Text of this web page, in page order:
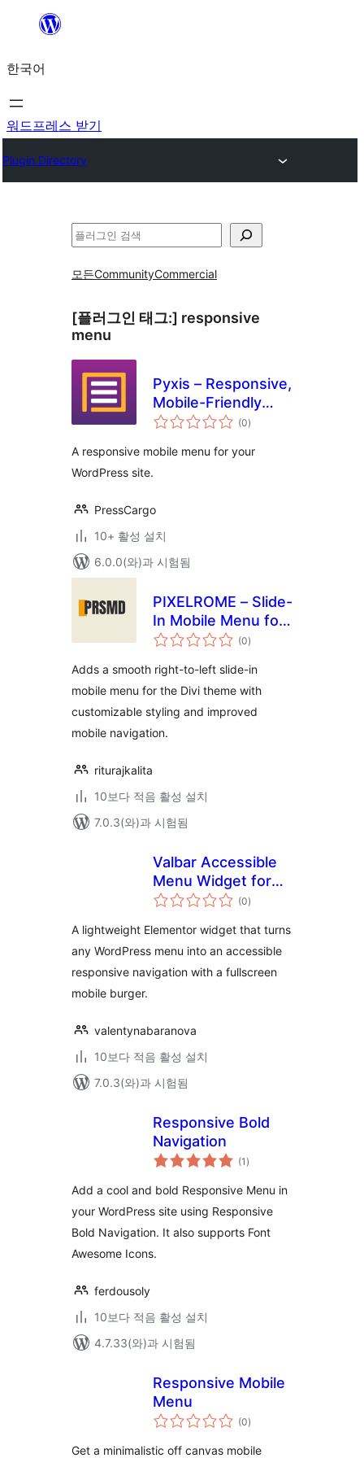
츠
로
바
가
한국어
워드프레스 받기
Plugin Directory
검
모든CommunityCommercial
[플러그인 태그:] responsive
menu
Pyxis – Responsive,
Mobile-Friendly
Menu
(0전
체
점
)
A responsive mobile menu for your
WordPress site.
PressCargo
10+ 활성 설치
6.0.0(와)과 시험됨
PIXELROME – Slide-
In Mobile Menu for
Divi
(0전
체
점
)
Adds a smooth right-to-left slide-in
mobile menu for the Divi theme with
customizable styling and improved
mobile navigation.
riturajkalita
10보다 적음 활성 설치
7.0.3(와)과 시험됨
Valbar Accessible
Menu Widget for
Elementor
(0전
체
점
)
A lightweight Elementor widget that turns
any WordPress menu into an accessible
responsive navigation with a fullscreen
mobile burger.
valentynabaranova
10보다 적음 활성 설치
7.0.3(와)과 시험됨
Responsive Bold
Navigation
(1 전
체
점
)
Add a cool and bold Responsive Menu in
your WordPress site using Responsive
Bold Navigation. It also supports Font
Awesome Icons.
ferdousoly
10보다 적음 활성 설치
4.7.33(와)과 시험됨
Responsive Mobile
Menu
(0전
체
점
)
Get a minimalistic off canvas mobile